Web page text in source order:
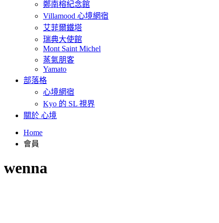
鄭南榕紀念館
Villamood 心境網宿
艾菲爾鐵塔
瑞典大使館
Mont Saint Michel
蒸氣朋客
Yamato
部落格
心境網宿
Kyo 的 SL 視界
關於 心境
Home
會員
wenna